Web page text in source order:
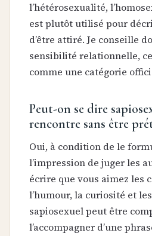
l’hétérosexualité,
est plutôt utilisé pour
d’être attiré. Je conseille
sensibilité relationnelle,
comme une catégorie
Peut-on se dire
rencontre sans être
Oui, à condition de le
l’impression de juger les
écrire que vous aimez les
l’humour, la curiosité et
sapiosexuel peut être
l’accompagner d’une